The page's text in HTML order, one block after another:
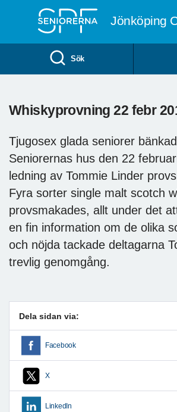
Jönköping
Sök
Whiskyprovning 22 febr
Tjugosex glada seniorer
Seniorernas hus den 22
ledning av Tommie Linder
Fyra sorter single malt scotch
provsmakades, allt under det
en fin information om de olika
och nöjda tackade deltagarna
trevlig genomgång.
Dela sidan via:
Facebook
X
LinkedIn